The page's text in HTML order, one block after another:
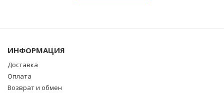
ИНФОРМАЦИЯ
Доставка
Оплата
Возврат и обмен